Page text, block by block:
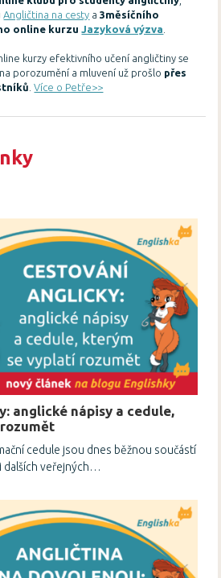
Angličtina na cesty a3měsíčního
online kurzuJazyková výzva
kurzy efektivního učení angličtiny se
porozumění a mluvení už prošlo přes
.Více o Petře>>
anglické nápisy a cedule,
cedule jsou dnes běžnou součástí
dalších veřejných…